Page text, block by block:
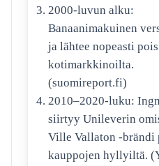
2000-luvun alku:
Banaanimakuinen
ja lähtee nopeasti pois
kotimarkkinoilta.
(suomireport.fi)
2010–2020-luku:
siirtyy Unileverin
Ville Vallaton -brändi
kauppojen hyllyiltä.